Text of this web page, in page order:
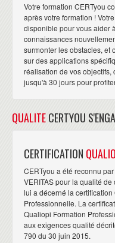
Votre formation CERTyou
après votre formation !
disponible pour vous aider
connaissances
surmonter les obstacles, et
sur des applications
réalisation de vos
jusqu'à 30 jours pour
QUALITECERTYOU
CERTIFICATION
CERTyou a été reconnu
VERITAS pour la qualité
lui a décerné la
Professionnelle. La
Qualiopi Formation
aux exigences qualité
790 du 30 juin 2015.